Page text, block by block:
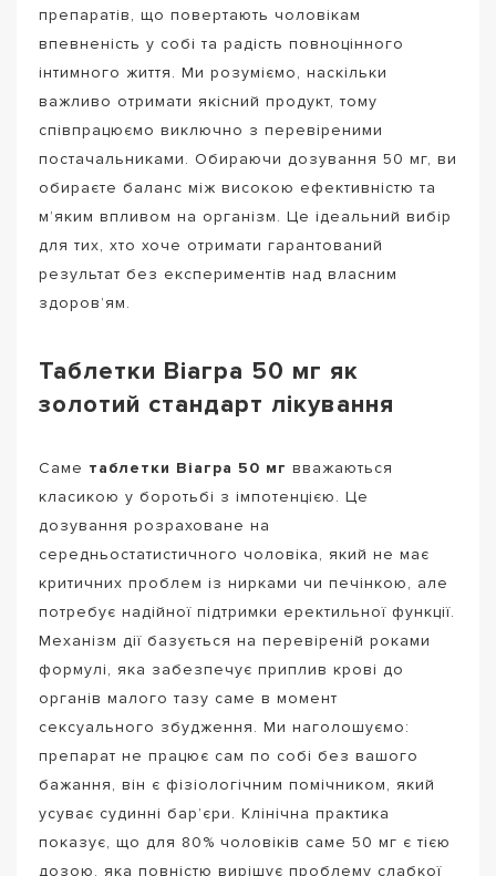
препаратів, що повертають чоловікам
впевненість у собі та радість повноцінного
інтимного життя. Ми розуміємо, наскільки
важливо отримати якісний продукт, тому
співпрацюємо виключно з перевіреними
постачальниками. Обираючи дозування 50 мг, ви
обираєте баланс між високою ефективністю та
м’яким впливом на організм. Це ідеальний вибір
для тих, хто хоче отримати гарантований
результат без експериментів над власним
здоров’ям.
Таблетки Віагра 50 мг як
золотий стандарт лікування
Саме таблетки Віагра 50 мг вважаються
класикою у боротьбі з імпотенцією. Це
дозування розраховане на
середньостатистичного чоловіка, який не має
критичних проблем із нирками чи печінкою, але
потребує надійної підтримки еректильної функції.
Механізм дії базується на перевіреній роками
формулі, яка забезпечує приплив крові до
органів малого тазу саме в момент
сексуального збудження. Ми наголошуємо:
препарат не працює сам по собі без вашого
бажання, він є фізіологічним помічником, який
усуває судинні бар’єри. Клінічна практика
показує, що для 80% чоловіків саме 50 мг є тією
дозою, яка повністю вирішує проблему слабкої